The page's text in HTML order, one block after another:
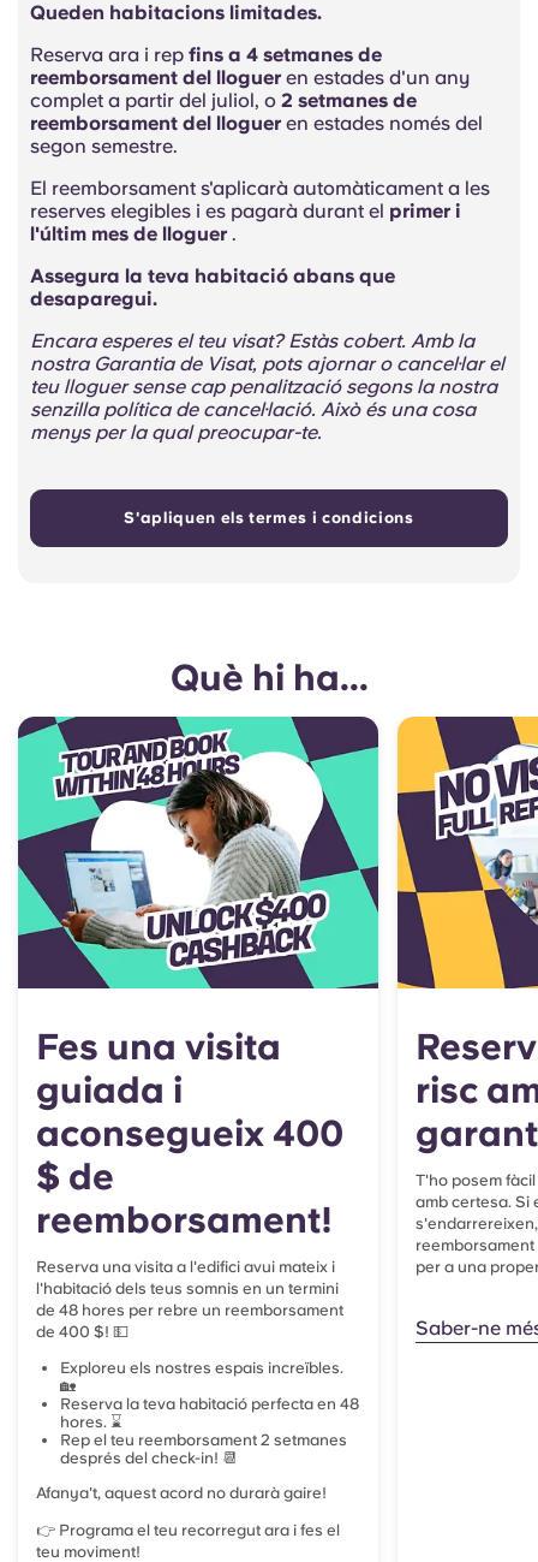
Queden habitacions limitades.
Reserva ara i rep fins a 4 setmanes de
reemborsament del lloguer en estades d'un any
complet a partir del juliol, o 2 setmanes de
reemborsament del lloguer en estades només del
segon semestre.
El reemborsament s'aplicarà automàticament a les
reserves elegibles i es pagarà durant el primer i
l'últim mes de lloguer .
Assegura la teva habitació abans que
desaparegui.
Encara esperes el teu visat? Estàs cobert. Amb la
nostra Garantia de Visat, pots ajornar o cancel·lar el
teu lloguer sense cap penalització segons la nostra
senzilla política de cancel·lació. Això és una cosa
menys per la qual preocupar-te.
S'apliquen els termes i condicions
Què hi ha...
Fes una visita
guiada i
aconsegueix 400
$ de
reemborsament!
Reserva una visita a l'edifici avui mateix i
l'habitació dels teus somnis en un termini
de 48 hores per rebre un reemborsament
de 400 $! 💵
Exploreu els nostres espais increïbles.
🏡
Reserva la teva habitació perfecta en 48
hores. ⌛
Rep el teu reemborsament 2 setmanes
després del check-in! 📆
Afanya't, aquest acord no durarà gaire!
👉 Programa el teu recorregut ara i fes el
teu moviment!
risc
T'ho posem
amb certesa. Si
per a una
Saber-ne